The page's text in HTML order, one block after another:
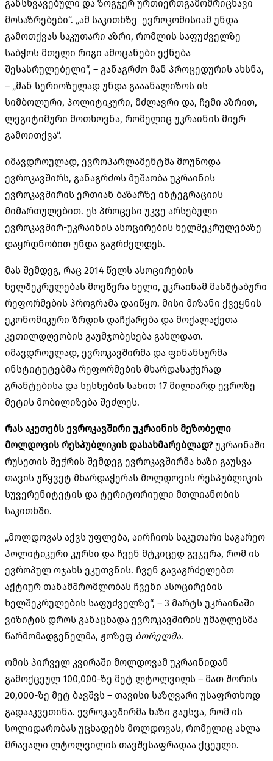
განსხვავებული და ზოგჯერ ურთიერთგამომრიცხავი
მოსაზრებები“. „ამ საკითხზე ევროკომისიამ უნდა
გამოთქვას საკუთარი აზრი, რომლის საფუძველზე
საბჭოს მთელი რიგი ამოცანები ექნება
შესასრულებელი“, – განაგრძო მან პროცედურის ახსნა,
– „მან სერიოზულად უნდა გააანალიზოს ის
სიმბოლური, პოლიტიკური, მძლავრი და, ჩემი აზრით,
ლეგიტიმური მოთხოვნა, რომელიც უკრაინის მიერ
გამოითქვა“.
იმავდროულად, ევროპარლამენტმა მოუწოდა
ევროკავშირს, განაგრძოს მუშაობა უკრაინის
ევროკავშირის ერთიან ბაზარზე ინტეგრაციის
მიმართულებით. ეს პროცესი უკვე არსებული
ევროკავშირ-უკრაინის ასოცირების ხელშეკრულებაზე
დაყრდნობით უნდა გაგრძელდეს.
მას შემდეგ, რაც 2014 წელს ასოცირების
ხელშეკრულებას მოეწერა ხელი, უკრაინამ მასშტაბური
რეფორმების პროგრამა დაიწყო. მისი მიზანი ქვეყნის
ეკონომიკური ზრდის დაჩქარება და მოქალაქეთა
კეთილდღეობის გაუმჯობესება გახლდათ.
იმავდროულად, ევროკავშირმა და ფინანსურმა
ინსტიტუტებმა რეფორმების მხარდასაჭერად
გრანტებისა და სესხების სახით 17 მილიარდ ევროზე
მეტის მობილიზება შეძლეს.
რას აკეთებს ევროკავშირი უკრაინის მეზობელი
მოლდოვის რესპუბლიკის დასახმარებლად?უკრაინაში
რუსეთის შეჭრის შემდეგ ევროკავშირმა ხაზი გაუსვა
თავის უწყვეტ მხარდაჭერას მოლდოვის რესპუბლიკის
სუვერენიტეტის და ტერიტორიული მთლიანობის
საკითხში.
„მოლდოვას აქვს უფლება, აირჩიოს საკუთარი საგარეო
პოლიტიკური კურსი და ჩვენ მტკიცედ გვჯერა, რომ ის
ევროპულ ოჯახს ეკუთვნის. ჩვენ გავაგრძელებთ
აქტიურ თანამშრომლობას ჩვენი ასოცირების
ხელშეკრულების საფუძველზე“, – 3 მარტს უკრაინაში
ვიზიტის დროს განაცხადა ევროკავშირის უმაღლესმა
წარმომადგენელმა, ჟოზეფ ბორელმა.
ომის პირველ კვირაში მოლდოვამ უკრაინიდან
გამოქცეულ 100,000-ზე მეტ ლტოლვილს – მათ შორის
20,000-ზე მეტ ბავშვს – თავისი საზღვარი უსაფრთხოდ
გადააკვეთინა. ევროკავშირმა ხაზი გაუსვა, რომ ის
სოლიდარობას უცხადებს მოლდოვას, რომელიც ახლა
მრავალი ლტოლვილის თავშესაფრადაა ქცეული.